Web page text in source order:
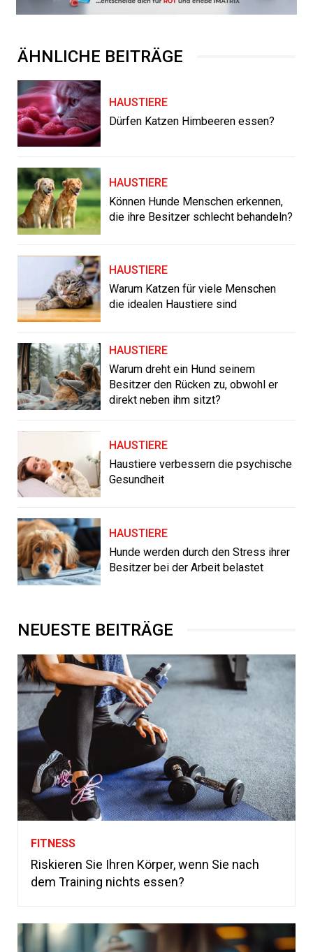
ÄHNLICHE BEITRÄGE
HAUSTIERE
Dürfen Katzen Himbeeren essen?
HAUSTIERE
Können Hunde Menschen erkennen,
die ihre Besitzer schlecht behandeln?
HAUSTIERE
Warum Katzen für viele Menschen
die idealen Haustiere sind
HAUSTIERE
Warum dreht ein Hund seinem
Besitzer den Rücken zu, obwohl er
direkt neben ihm sitzt?
HAUSTIERE
Haustiere verbessern die psychische
Gesundheit
HAUSTIERE
Hunde werden durch den Stress ihrer
Besitzer bei der Arbeit belastet
NEUESTE BEITRÄGE
FITNESS
Riskieren Sie Ihren Körper, wenn Sie nach
dem Training nichts essen?